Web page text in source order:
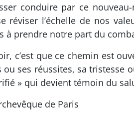
conduire par ce
réviser l’échelle de nos
à prendre notre part du
c’est que ce chemin est
ou ses réussites, sa
» qui devient témoin du
de Paris